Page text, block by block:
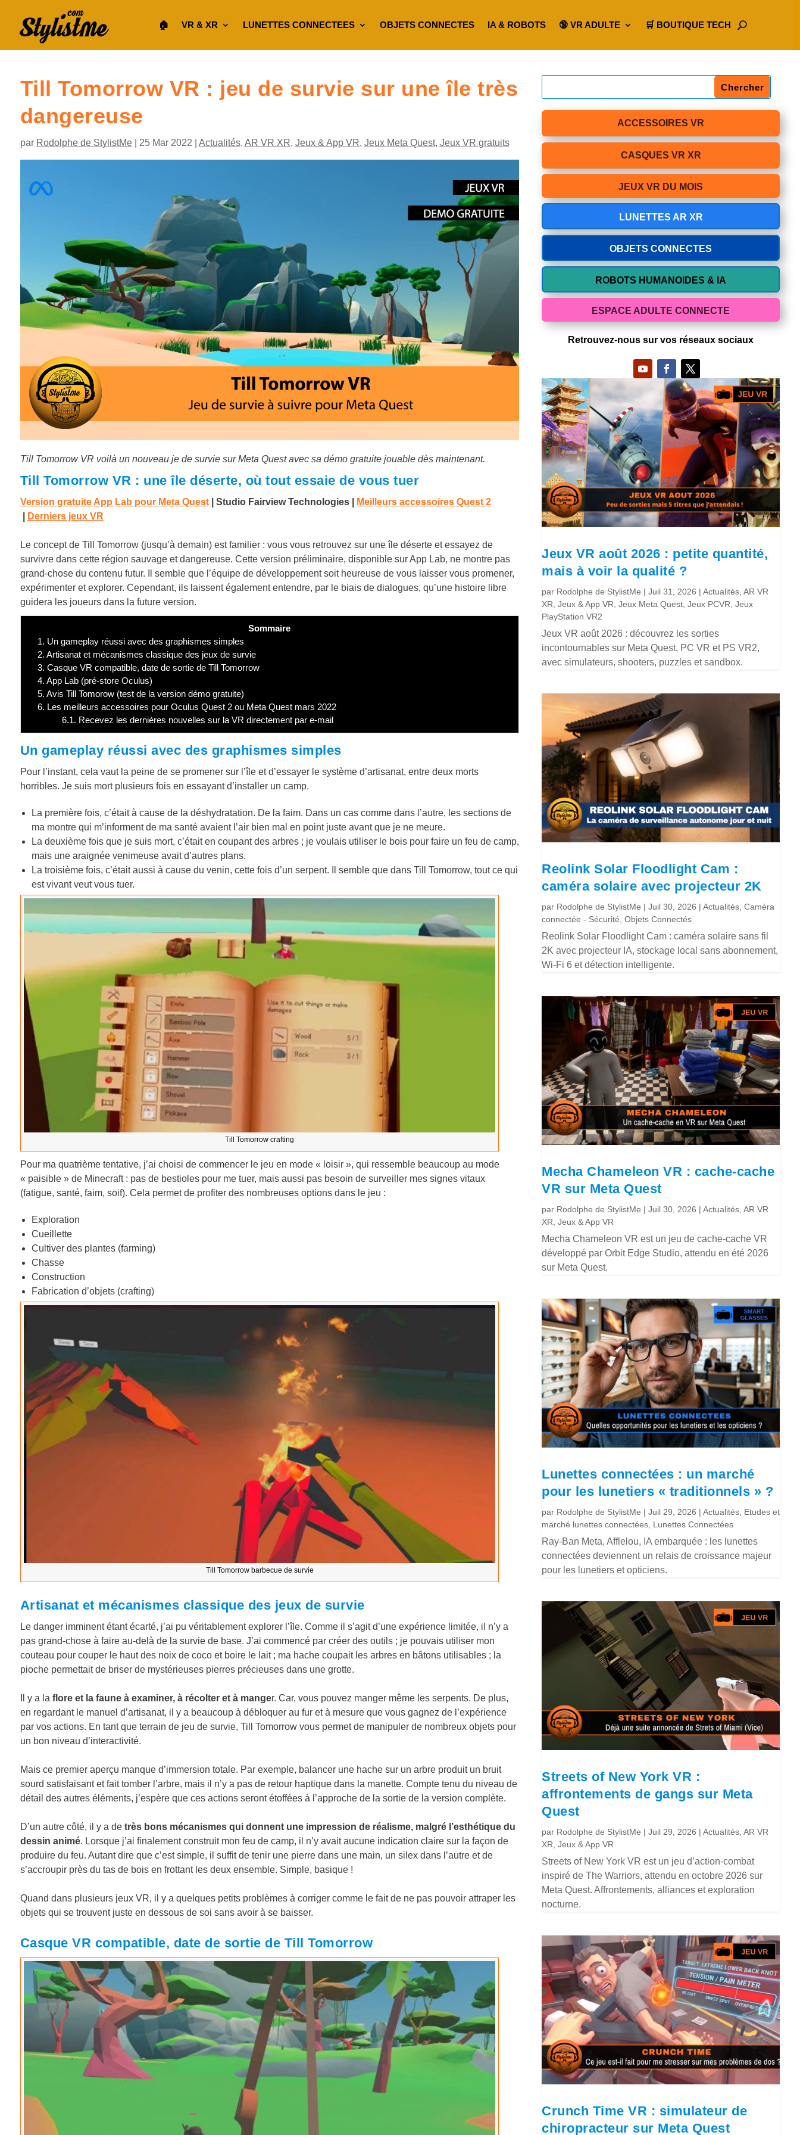
🏠︎ VR & XR LUNETTES CONNECTEES OBJETS CONNECTES IA & ROBOTS 🔞 VR ADULTE 🛒 BOUTIQUE TECH
Till Tomorrow VR : jeu de survie sur une île très
dangereuse
par Rodolphe de StylistMe| 25 Mar 2022 Actualités, AR VR XR, Jeux & App VR, Jeux Meta Quest, Jeux VR gratuits
Till Tomorrow VR voilà un nouveau je de survie sur Meta Quest avec sa démo gratuite jouable dès maintenant.
Till Tomorrow VR : une île déserte, où tout essaie de vous tuer
Version gratuite App Lab pour Meta Quest | Studio Fairview Technologies
Meilleurs accessoires Quest 2
Derniers jeux VR
Le concept de Till Tomorrow (jusqu’à demain) est familier : vous vous retrouvez sur une île déserte et essayez de
survivre dans cette région sauvage et dangereuse. Cette version préliminaire, disponible sur App Lab, ne montre pas
grand-chose du contenu futur. Il semble que l’équipe de développement soit heureuse de vous laisser vous promener,
expérimenter et explorer. Cependant, ils laissent également entendre, par le biais de dialogues, qu’une histoire libre
guidera les joueurs dans la future version.
Sommaire
1. Un gameplay réussi avec des graphismes simples
2. Artisanat et mécanismes classique des jeux de survie
3. Casque VR compatible, date de sortie de Till Tomorrow
4. App Lab (pré-store Oculus)
5. Avis Till Tomorow (test de la version démo gratuite)
6. Les meilleurs accessoires pour Oculus Quest 2 ou Meta Quest mars 2022
6.1. Recevez les dernières nouvelles sur la VR directement par e-mail
Un gameplay réussi avec des graphismes simples
Pour l’instant, cela vaut la peine de se promener sur l’île et d’essayer le système d’artisanat, entre deux morts
horribles. Je suis mort plusieurs fois en essayant d’installer un camp.
La première fois, c’était à cause de la déshydratation. De la faim. Dans un cas comme dans l’autre, les sections de
ma montre qui m’informent de ma santé avaient l’air bien mal en point juste avant que je ne meure.
La deuxième fois que je suis mort, c’était en coupant des arbres ; je voulais utiliser le bois pour faire un feu de camp,
mais une araignée venimeuse avait d’autres plans.
La troisième fois, c’était aussi à cause du venin, cette fois d’un serpent. Il semble que dans Till Tomorrow, tout ce qui
est vivant veut vous tuer.
Till Tomorrow crafting
Pour ma quatrième tentative, j’ai choisi de commencer le jeu en mode « loisir », qui ressemble beaucoup au mode
« paisible » de Minecraft : pas de bestioles pour me tuer, mais aussi pas besoin de surveiller mes signes vitaux
(fatigue, santé, faim, soif). Cela permet de profiter des nombreuses options dans le jeu :
Exploration
Cueillette
Cultiver des plantes (farming)
Chasse
Construction
Fabrication d’objets (crafting)
Till Tomorrow barbecue de survie
Artisanat et mécanismes classique des jeux de survie
Le danger imminent étant écarté, j’ai pu véritablement explorer l’île. Comme il s’agit d’une expérience limitée, il n’y a
pas grand-chose à faire au-delà de la survie de base. J’ai commencé par créer des outils ; je pouvais utiliser mon
couteau pour couper le haut des noix de coco et boire le lait ; ma hache coupait les arbres en bâtons utilisables ; la
pioche permettait de briser de mystérieuses pierres précieuses dans une grotte.
Il y a la flore et la faune à examiner, à récolter et à manger. Car, vous pouvez manger même les serpents. De plus,
en regardant le manuel d’artisanat, il y a beaucoup à débloquer au fur et à mesure que vous gagnez de l’expérience
par vos actions. En tant que terrain de jeu de survie, Till Tomorrow vous permet de manipuler de nombreux objets pour
un bon niveau d’interactivité.
Mais ce premier aperçu manque d’immersion totale. Par exemple, balancer une hache sur un arbre produit un bruit
sourd satisfaisant et fait tomber l’arbre, mais il n’y a pas de retour haptique dans la manette. Compte tenu du niveau de
détail des autres éléments, j’espère que ces actions seront étoffées à l’approche de la sortie de la version complète.
D’un autre côté, il y a detrès bons mécanismes qui donnent une impression de réalisme, malgré l’esthétique du
dessin animé. Lorsque j’ai finalement construit mon feu de camp, il n’y avait aucune indication claire sur la façon de
produire du feu. Autant dire que c’est simple, il suffit de tenir une pierre dans une main, un silex dans l’autre et de
s’accroupir près du tas de bois en frottant les deux ensemble. Simple, basique !
Quand dans plusieurs jeux VR, il y a quelques petits problèmes à corriger comme le fait de ne pas pouvoir attraper les
objets qui se trouvent juste en dessous de soi sans avoir à se baisser.
Casque VR compatible, date de sortie de Till Tomorrow
ACCESSOIRES VR
CASQUES VR XR
JEUX VR DU MOIS
LUNETTES AR XR
OBJETS CONNECTES
ROBOTS HUMANOIDES & IA
ESPACE ADULTE CONNECTE
Retrouvez-nous sur vos réseaux sociaux
Jeux VR août 2026 : petite quantité,
mais à voir la qualité ?
par Rodolphe de StylistMe |Juil 31, 2026 |Actualités ,AR VR
XR ,Jeux & App VR ,Jeux Meta Quest ,Jeux PCVR ,Jeux
PlayStation VR2
Jeux VR août 2026 : découvrez les sorties
incontournables sur Meta Quest, PC VR et PS VR2,
avec simulateurs, shooters, puzzles et sandbox.
Reolink Solar Floodlight Cam :
caméra solaire avec projecteur 2K
par Rodolphe de StylistMe |Juil 30, 2026 |Actualités ,Caméra
connectée - Sécurité ,Objets Connectés
Reolink Solar Floodlight Cam : caméra solaire sans fil
2K avec projecteur IA, stockage local sans abonnement,
Wi-Fi 6 et détection intelligente.
Mecha Chameleon VR : cache-cache
VR sur Meta Quest
par Rodolphe de StylistMe |Juil 30, 2026 |Actualités ,AR VR
XR ,Jeux & App VR
Mecha Chameleon VR est un jeu de cache-cache VR
développé par Orbit Edge Studio, attendu en été 2026
sur Meta Quest.
Lunettes connectées : un marché
pour les lunetiers « traditionnels » ?
par Rodolphe de StylistMe |Juil 29, 2026 |Actualités Etudes et
marché lunettes connectées Lunettes Connectées
Ray-Ban Meta, Afflelou, IA embarquée : les lunettes
connectées deviennent un relais de croissance majeur
pour les lunetiers et opticiens.
Streets of New York VR :
affrontements de gangs sur Meta
Quest
par Rodolphe de StylistMe |Juil 29, 2026 |Actualités ,AR VR
XR ,Jeux & App VR
Streets of New York VR est un jeu d’action-combat
inspiré de The Warriors, attendu en octobre 2026 sur
Meta Quest. Affrontements, alliances et exploration
nocturne.
Crunch Time VR : simulateur de
chiropracteur sur Meta Quest